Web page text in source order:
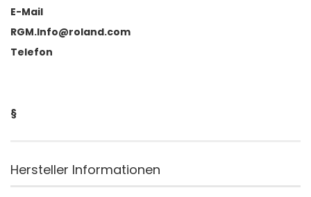
E-Mail
RGM.Info@roland.com
Telefon
§
Hersteller Informationen